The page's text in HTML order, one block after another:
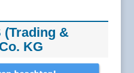
(Trading &
KG